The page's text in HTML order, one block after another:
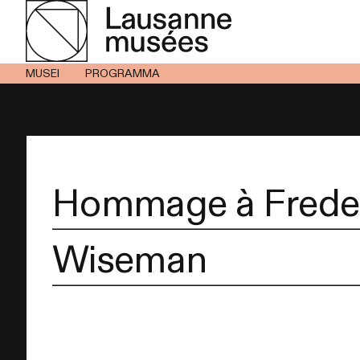
MUSEI PROGRAMMA
Hommage à
Wiseman